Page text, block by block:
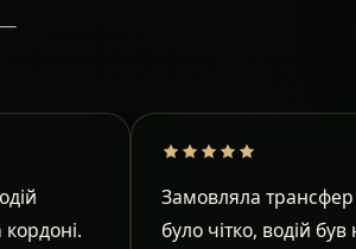
—
Замовляла трансфер
було чітко, водій був